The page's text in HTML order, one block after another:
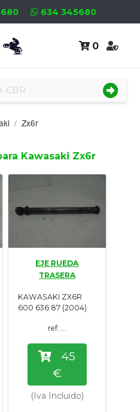
634 345680
0
Zx6r
Kawasaki Zx6r
EJE RUEDA
TRASERA
KAWASAKI ZX6R
600 636 87 (2004)
ref: ...
45
€
(Iva Incluido)